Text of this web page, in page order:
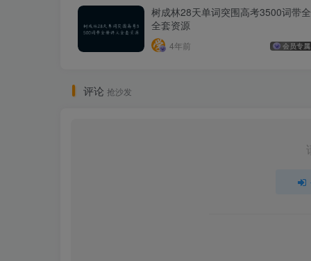
树成林28天单词突围高考3500词带
全套资源
4年前 会员专属
评论 抢沙发